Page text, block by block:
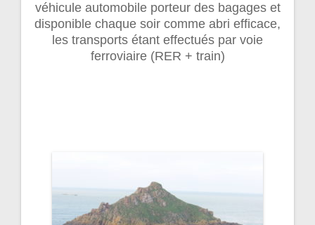
véhicule automobile porteur des bagages et
disponible chaque soir comme abri efficace,
les transports étant effectués par voie
ferroviaire (RER + train)